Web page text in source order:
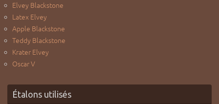
Elvey Blackstone
Latex Elvey
Apple Blackstone
Teddy Blackstone
Krater Elvey
Oscar V
Étalons utilisés